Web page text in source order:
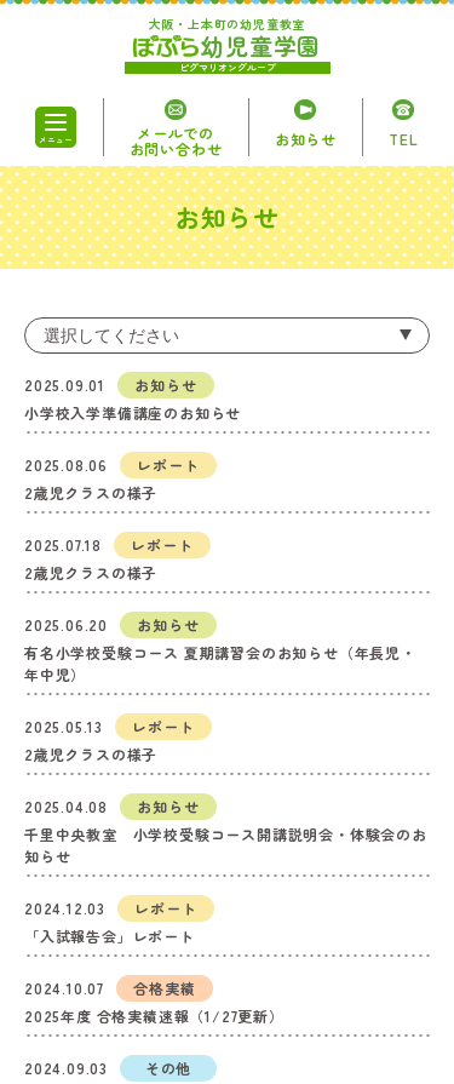
大阪・上本町の幼児童教室
幼児童学園
ピグマリオングループ
メニュー メールでの
お問い合わせ お知らせ TEL
ぽぷらについて
時間割・料金
無料体験授業
お知らせ
2025.09.01
お知らせ
小学校入学準備講座のお知らせ
2025.08.06
レポート
2歳児クラスの様子
2025.07.18
レポート
2歳児クラスの様子
2025.06.20
お知らせ
有名小学校受験コース 夏期講習会のお知らせ（年長児・
年中児）
2025.05.13
レポート
2歳児クラスの様子
2025.04.08
お知らせ
千里中央教室 小学校受験コース開講説明会・体験会のお
知らせ
2024.12.03
レポート
「入試報告会」レポート
2024.10.07
合格実績
2025年度 合格実績速報（1/27更新）
2024.09.03
その他